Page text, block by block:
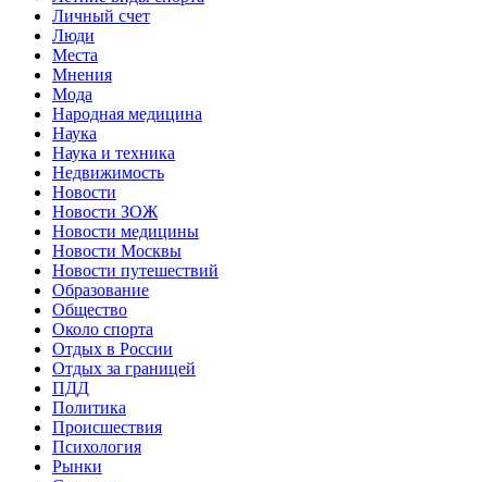
Личный счет
Люди
Места
Мнения
Мода
Народная медицина
Наука
Наука и техника
Недвижимость
Новости
Новости ЗОЖ
Новости медицины
Новости Москвы
Новости путешествий
Образование
Общество
Около спорта
Отдых в России
Отдых за границей
ПДД
Политика
Происшествия
Психология
Рынки